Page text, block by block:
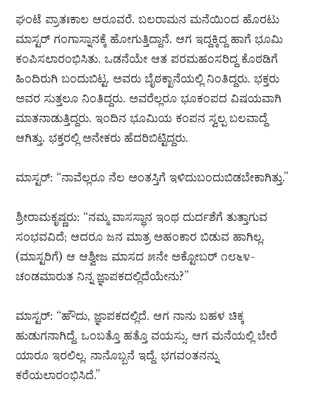
ಘಂಟೆ ಪ್ರಾತಃಕಾಲ ಆರೂವರೆ. ಬಲರಾಮನ ಮನೆಯಿಂದ ಹೊರಟು
ಮಾಸ್ಟರ್ ಗಂಗಾಸ್ನಾನಕ್ಕೆ ಹೋಗುತ್ತಿದ್ದಾನೆ. ಆಗ ಇದ್ದಕ್ಕಿದ್ದ ಹಾಗೆ ಭೂಮಿ
ಕಂಪಿಸಲಾರಂಭಿಸಿತು. ಒಡನೆಯೇ ಆತ ಪರಮಹಂಸರಿದ್ದ ಕೊಠಡಿಗೆ
ಹಿಂದಿರುಗಿ ಬಂದುಬಿಟ್ಟ. ಅವರು ಬೈಠಕ್ಖಾನೆಯಲ್ಲಿ ನಿಂತಿದ್ದರು. ಭಕ್ತರು
ಅವರ ಸುತ್ತಲೂ ನಿಂತಿದ್ದರು. ಅವರೆಲ್ಲರೂ ಭೂಕಂಪದ ವಿಷಯವಾಗಿ
ಮಾತನಾಡುತ್ತಿದ್ದರು. ಇಂದಿನ ಭೂಮಿಯ ಕಂಪನ ಸ್ವಲ್ಪ ಬಲವಾದ್ದೆ
ಆಗಿತ್ತು. ಭಕ್ತರಲ್ಲಿ ಅನೇಕರು ಹೆದರಿಬಿಟ್ಟಿದ್ದರು.
ಮಾಸ್ಟರ್: “ನಾವೆಲ್ಲರೂ ನೆಲ ಅಂತಸ್ತಿಗೆ ಇಳಿದುಬಂದುಬಿಡಬೇಕಾಗಿತ್ತು.”
ಶ್ರೀರಾಮಕೃಷ್ಣರು: “ನಮ್ಮ ವಾಸಸ್ಥಾನ ಇಂಥ ದುರ್ದಶೆಗೆ ತುತ್ತಾಗುವ
ಸಂಭವವಿದೆ; ಆದರೂ ಜನ ಮಾತ್ರ ಅಹಂಕಾರ ಬಿಡುವ ಹಾಗಿಲ್ಲ.
(ಮಾಸ್ಟರಿಗೆ) ಆ ಆಶ್ವೀಜ ಮಾಸದ ೫ನೇ ಅಕ್ಟೋಬರ್ ೧೮೬೪-
ಚಂಡಮಾರುತ ನಿನ್ನ ಜ್ಞಾಪಕದಲ್ಲಿದೆಯೇನು?”
ಮಾಸ್ಟರ್: “ಹೌದು, ಜ್ಞಾಪಕದಲ್ಲಿದೆ. ಆಗ ನಾನು ಬಹಳ ಚಿಕ್ಕ
ಹುಡುಗನಾಗಿದ್ದೆ. ಒಂಬತ್ತೊ ಹತ್ತೊ ವಯಸ್ಸು. ಆಗ ಮನೆಯಲ್ಲಿ ಬೇರೆ
ಯಾರೂ ಇರಲಿಲ್ಲ. ನಾನೊಬ್ಬನೆ ಇದ್ದೆ. ಭಗವಂತನನ್ನು
ಕರೆಯಲಾರಂಭಿಸಿದೆ.”